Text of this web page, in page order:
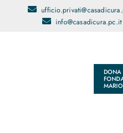
info@casadicura.pc.it
DONA